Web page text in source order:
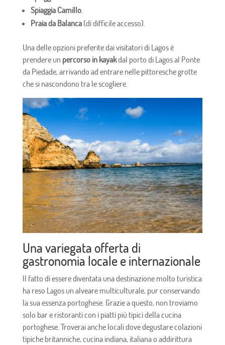
Spiaggia Camillo.
Praia da Balanca(di difficile accesso).
Una delle opzioni preferite dai visitatori di Lagos è
prendere un percorso in kayakdal porto di Lagos al Ponte
da Piedade, arrivando ad entrare nelle pittoresche grotte
che si nascondono tra le scogliere.
Una variegata offerta di
gastronomia locale e internazionale
Il fatto di essere diventata una destinazione molto turistica
ha reso Lagos un alveare multiculturale, pur conservando
la sua essenza portoghese. Grazie a questo, non troviamo
solo bar e ristoranti con i piatti più tipici della cucina
portoghese. Troverai anche locali dove degustare colazioni
tipiche britanniche, cucina indiana, italiana o addirittura